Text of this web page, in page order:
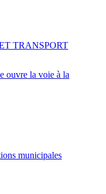
ouvre la voie à la
TRANSPORT
municipales